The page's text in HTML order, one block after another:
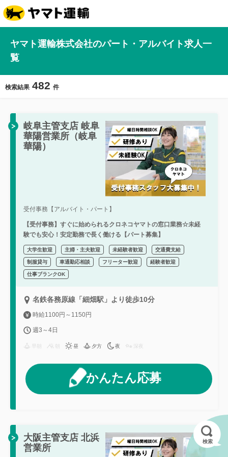
ヤマト運輸株式会社のパート・アルバイト求人一
覧
検索結果 482 件
岐阜主管支店 岐阜
華陽営業所（岐阜
華陽）
受付事務【アルバイト・パート】
【受付事務】すぐに始められるクロネコヤマトの窓口業務☆未経
験でも安心！安定勤務で長く働ける【パート募集】
大学生歓迎 主婦・主夫歓迎 未経験者歓迎 交通費支給
制服貸与 車通勤応相談 フリーター歓迎 経験者歓迎
仕事ブランクOK
名鉄各務原線「細畑駅」より徒歩10分
時給1100円～1150円
週3～4日
昼 夕方 夜 深夜
かんたん応募
大阪主管支店 北浜
営業所
検索